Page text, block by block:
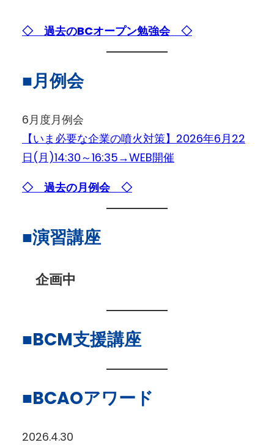
◇ 過去のBCオープン勉強会 ◇
■月例会
6月度月例会
【いま必要な企業の噴火対策】2026年6月22
日(月)14:30～16:35→WEB開催
◇ 過去の月例会 ◇
■演習講座
企画中
■BCM支援講座
■BCAOアワード
2026.4.30